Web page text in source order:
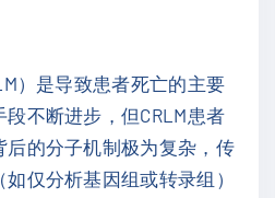
）是导致患者死亡的主要
不断进步，但CRLM患者
后的分子机制极为复杂，传
仅分析基因组或转录组）